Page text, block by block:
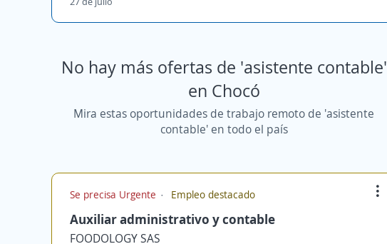
No hay más ofertas de 'asistente contable'
en Chocó
Mira estas oportunidades de trabajo remoto de 'asistente
contable' en todo el país
Se precisa Urgente Empleo destacado
Auxiliar administrativo y contable
FOODOLOGY SAS